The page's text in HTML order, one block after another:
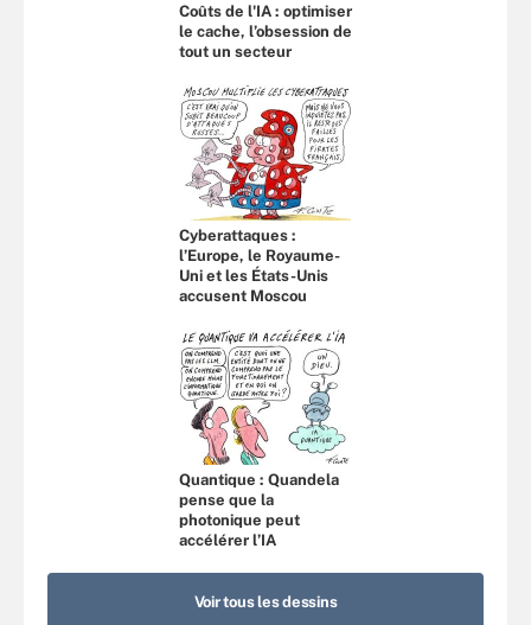
Coûts de l'IA : optimiser
le cache, l’obsession de
tout un secteur
Cyberattaques :
l’Europe, le Royaume-
Uni et les États-Unis
accusent Moscou
Quantique : Quandela
pense que la
photonique peut
accélérer l’IA
Voir tous les dessins